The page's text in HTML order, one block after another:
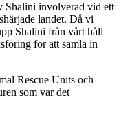
Shalini involverad vid ett
landet. Då vi
Shalini från vårt håll
för att samla in
Rescue Units och
som var det